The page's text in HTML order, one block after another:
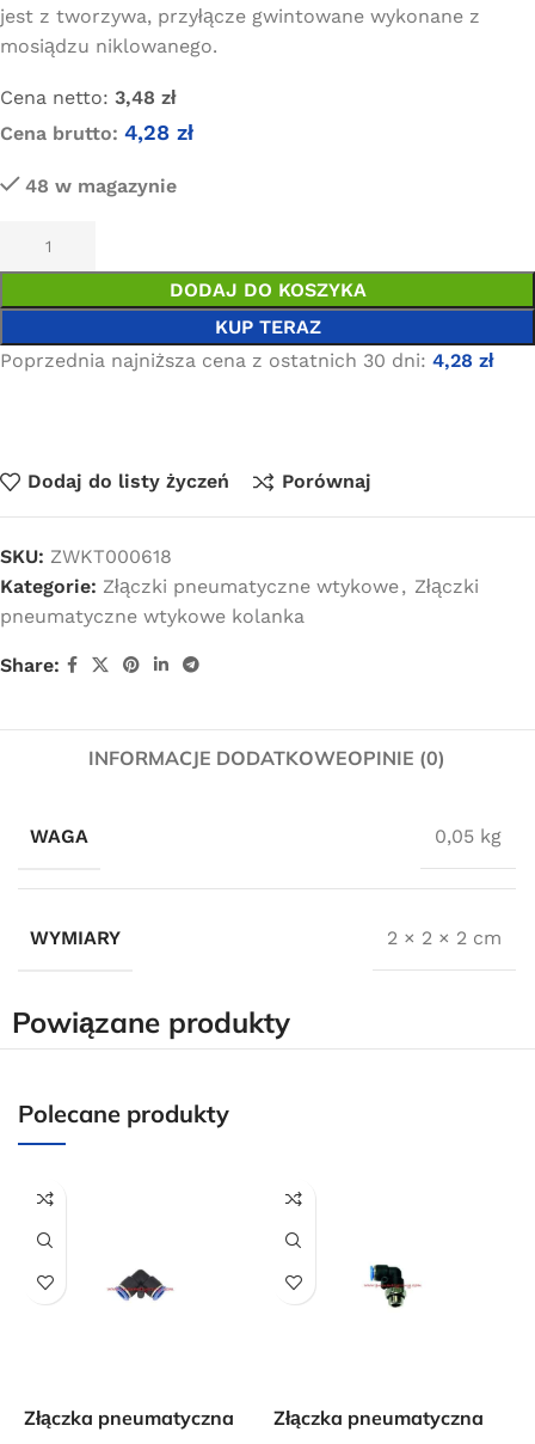
jest z tworzywa, przyłącze gwintowane wykonane z
mosiądzu niklowanego.
Cena netto: 3,48 zł
Cena brutto: 4,28 zł
48 w magazynie
DODAJ DO KOSZYKA
KUP TERAZ
Poprzednia najniższa cena z ostatnich 30 dni: 4,28 zł
Dodaj do listy życzeń Porównaj
SKU: ZWKT000618
Kategorie: Złączki pneumatyczne wtykowe, Złączki
pneumatyczne wtykowe kolanka
Share:
INFORMACJE DODATKOWEOPINIE (0)
WAGA 0,05 kg
WYMIARY 2 × 2 × 2 cm
Powiązane produkty
Polecane produkty
Złączka pneumatyczna
Złączka pneumatyczna
Darmowa dostawa
Przejdź do sklepu
Powered by Convert Plus